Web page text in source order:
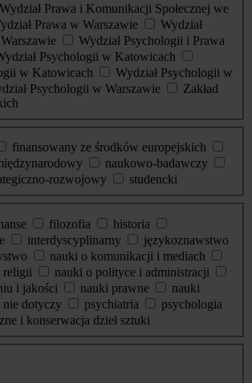
Wydział Prawa i Komunikacji Społecznej we
Prawa w Warszawie
Wydział
Wydział Psychologii i Prawa
Psychologii w Katowicach
w Katowicach
Wydział Psychologii w
Psychologii w Warszawie
Zakład
finansowany ze środków europejskich
naukowo-badawczy
rozwojowy
studencki
filozofia
historia
interdyscyplinarny
językoznawstwo
nauki o komunikacji i mediach
religii
nauki o polityce i administracji
i jakości
nauki prawne
nauki
nie dotyczy psychiatria
psychologia
i konserwacja dzieł sztuki